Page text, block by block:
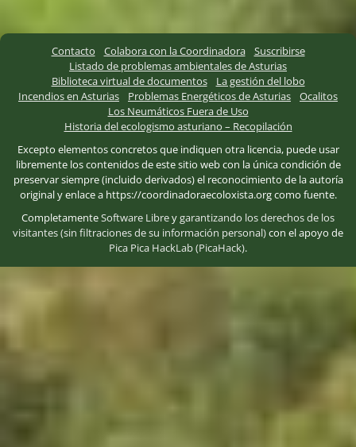
Contacto Colabora con la Coordinadora
Suscribirse
Listado de problemas ambientales de Asturias
Biblioteca virtual de documentos
La gestión del lobo
Incendios en Asturias
Problemas Energéticos de Asturias
Ocalitos
Los Neumáticos Fuera de Uso
Historia del ecologismo asturiano – Recopilación
Excepto elementos concretos que indiquen otra licencia, puede usar
libremente los contenidos de este sitio web con la única condición de
preservar siempre (incluido derivados) el reconocimiento de la autoría
original y enlace a https://coordinadoraecoloxista.org como fuente.
CompletamenteSoftware Libreygarantizando los derechos de los
visitantes (sin filtraciones de su información personal)con el apoyo de
Pica Pica HackLab (PicaHack).